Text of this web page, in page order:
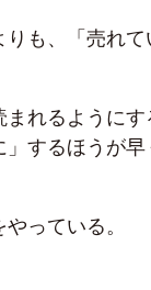
も、「売れて
れるようにす
」するほうが早
っている。